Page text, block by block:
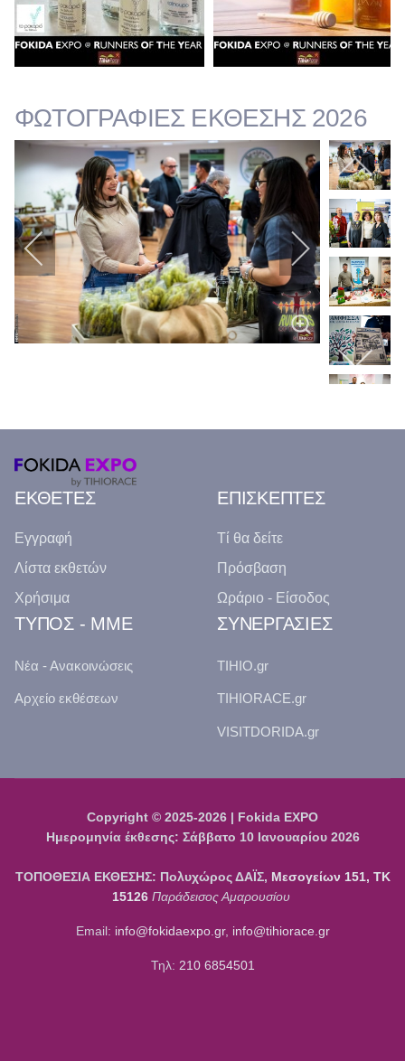
ΦΩΤΟΓΡΑΦΙΕΣ ΕΚΘΕΣΗΣ 2026
ΕΚΘΕΤΕΣ
Εγγραφή
Λίστα εκθετών
Χρήσιμα
ΕΠΙΣΚΕΠΤΕΣ
Τί θα δείτε
Πρόσβαση
Ωράριο - Είσοδος
ΤΥΠΟΣ - ΜΜΕ
Νέα - Ανακοινώσεις
Αρχείο εκθέσεων
ΣΥΝΕΡΓΑΣΙΕΣ
TIHIO.gr
TIHIORACE.gr
VISITDORIDA.gr
Copyright © 2025-2026 | Fokida EXPO
Ημερομηνία έκθεσης: Σάββατο 10 Ιανουαρίου 2026
ΤΟΠΟΘΕΣΙΑ ΕΚΘΕΣΗΣ: Πολυχώρος ΔΑΪΣ, Μεσογείων 151, ΤΚ
15126 Παράδεισος Αμαρουσίου
Email: info@fokidaexpo.gr, info@tihiorace.gr
Τηλ: 210 6854501